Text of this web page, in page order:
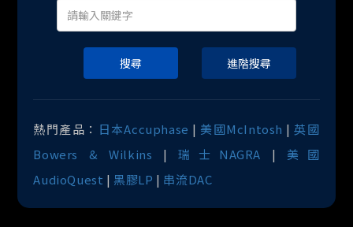
進階搜尋
搜尋
熱門產品： 日本Accuphase | 美國McIntosh |英國
Bowers & Wilkins |瑞士NAGRA | 美國
AudioQuest | 黑膠LP | 串流DAC